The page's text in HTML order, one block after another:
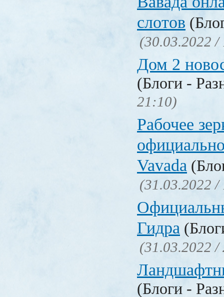
слотов
(30.03.2022 /
Дом 2
(Блоги -
21:10)
Рабочее
Vavada
(31.03.2022 /
Гидра
(31.03.2022 /
(Блоги -